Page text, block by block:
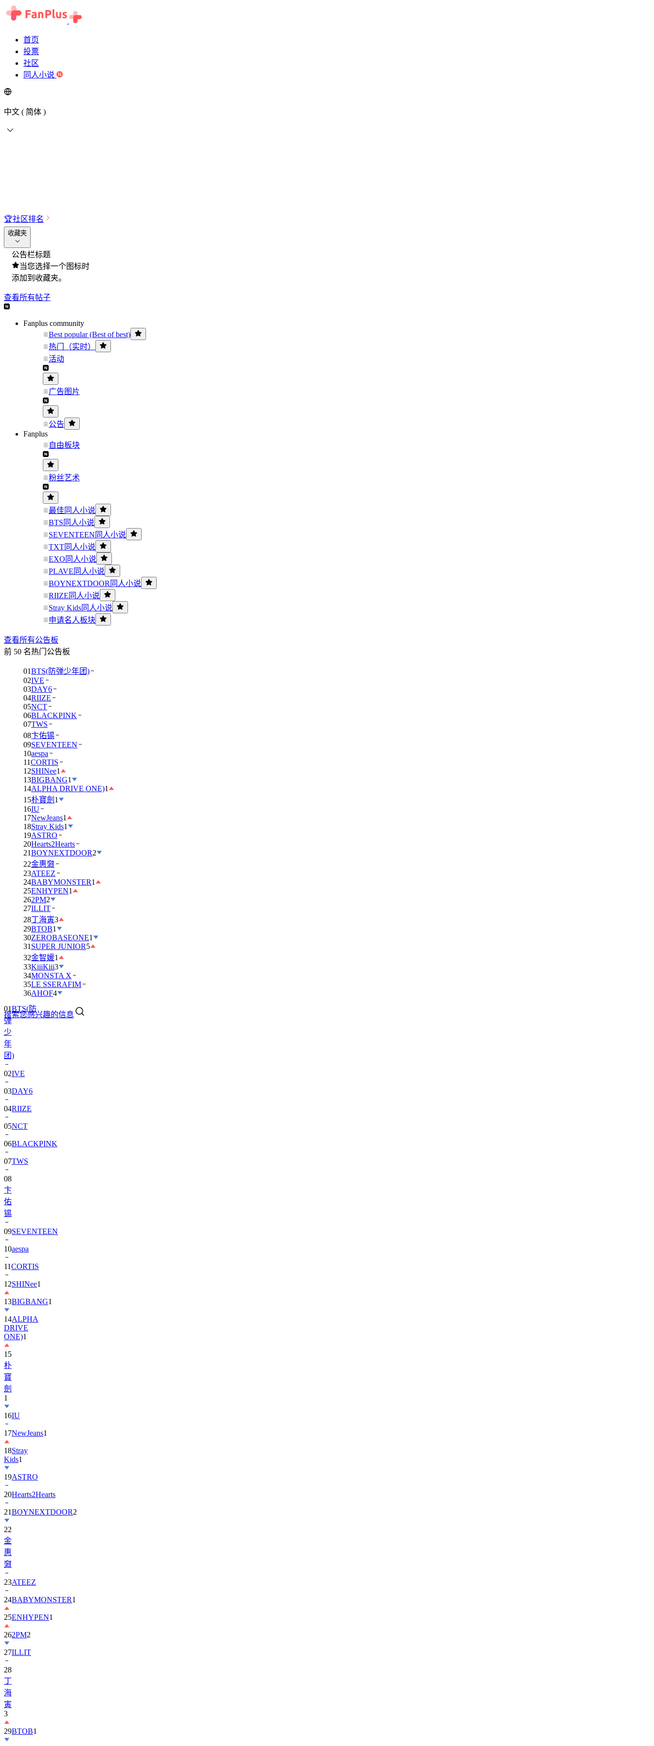
首页
投票
社区
同人小说
中文 ( 简体 )
🏆社区排名
收藏夹
公告栏标题
当您选择一个图标时
添加到收藏夹。
查看所有帖子
Fanplus community
Best popular (Best of best)
热门（实时）
活动
广告图片
公告
Fanplus
自由板块
粉丝艺术
最佳同人小说
BTS同人小说
SEVENTEEN同人小说
TXT同人小说
EXO同人小说
PLAVE同人小说
BOYNEXTDOOR同人小说
RIIZE同人小说
Stray Kids同人小说
申请名人板块
查看所有公告板
前 50 名热门公告板
01BTS(防弹少年团)
02IVE
03DAY6
04RIIZE
05NCT
06BLACKPINK
07TWS
08卞佑锡
09SEVENTEEN
10aespa
11CORTIS
12SHINee1
13BIGBANG1
14ALPHA DRIVE ONE)1
15朴寶劍 1
16IU
17NewJeans1
18Stray Kids1
19ASTRO
20Hearts2Hearts
21BOYNEXTDOOR2
22金惠奫
23ATEEZ
24BABYMONSTER1
25ENHYPEN1
262PM2
27ILLIT
28丁海寅3
29BTOB1
30ZEROBASEONE1
31 SUPER JUNIOR5
32金智媛1
33KiiiKiii3
34MONSTA X
35LE SSERAFIM
36AHOF4
搜索您感兴趣的信息
BTS(防
少
年
团)
02IVE
03DAY6
04RIIZE
05NCT
06BLACKPINK
07TWS
08
卞
佑
锡
09
10aespa
11CORTIS
12SHINee1
13BIGBANG
14ALPHA
DRIVE
ONE)1
15
朴
寶
劍
1
16
17NewJeans
18Stray
Kids
19ASTRO
20Hearts2Hearts
21BOYNEXTDOOR
22
金
惠
奫
23
24BABYMONSTER
25ENHYPEN1
262PM2
27ILLIT
28
丁
海
寅
3
29
30ZEROBASEONE